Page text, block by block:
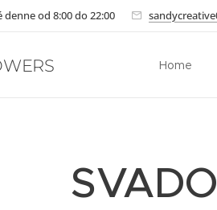
od 8:00 do 22:00
Home